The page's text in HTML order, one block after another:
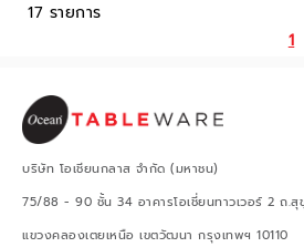
17 รายการ
1
บริษัท โอเชียนกลาส จำกัด (มหาชน)
75/88 - 90 ชั้น 34 อาคารโอเชี่ยนทาวเวอร์ 2 ถ.
แขวงคลองเตยเหนือ เขตวัฒนา กรุงเทพฯ 10110